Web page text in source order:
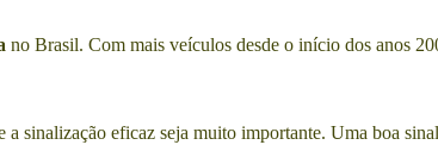
no Brasil. Com mais veículos desde o início dos anos
sinalização eficaz seja muito importante. Uma boa